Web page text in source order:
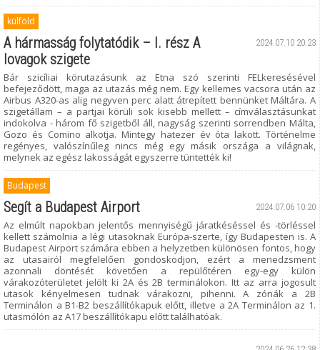
külföld
2024.07.10 20:23
A hármasság folytatódik – I. rész A
lovagok szigete
Bár szicíliai körutazásunk az Etna szó szerinti FELkeresésével
befejeződött, maga az utazás még nem. Egy kellemes vacsora után az
Airbus A320-as alig negyven perc alatt átrepített bennünket Máltára. A
szigetállam – a partjai körüli sok kisebb mellett – címválasztásunkat
indokolva - három fő szigetből áll, nagyság szerinti sorrendben Málta,
Gozo és Comino alkotja. Mintegy hatezer év óta lakott. Történelme
regényes, valószínűleg nincs még egy másik országa a világnak,
melynek az egész lakosságát egyszerre tüntették ki!
Budapest
2024.07.06 10:20
Segít a Budapest Airport
Az elmúlt napokban jelentős mennyiségű járatkéséssel és -törléssel
kellett számolnia a légi utasoknak Európa-szerte, így Budapesten is. A
Budapest Airport számára ebben a helyzetben különösen fontos, hogy
az utasairól megfelelően gondoskodjon, ezért a menedzsment
azonnali döntését követően a repülőtéren egy-egy külön
várakozóterületet jelölt ki 2A és 2B terminálokon. Itt az arra jogosult
utasok kényelmesen tudnak várakozni, pihenni. A zónák a 2B
Terminálon a B1-B2 beszállítókapuk előtt, illetve a 2A Terminálon az 1.
utasmólón az A17 beszállítókapu előtt találhatóak.